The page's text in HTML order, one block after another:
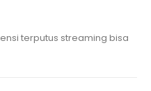
terputus streaming bisa